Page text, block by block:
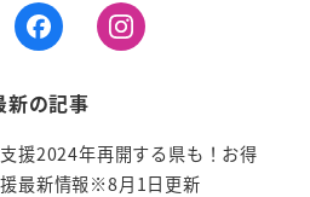
新の記事
援2024年再開する県も！お得
最新情報※8月1日更新